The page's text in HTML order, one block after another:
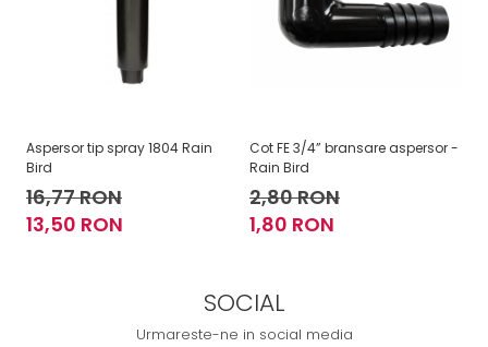
Aspersor tip spray 1804 Rain
Bird
16,77 RON
13,50 RON
Cot FE 3/4” bransare aspersor -
Rain Bird
2,80 RON
1,80 RON
SOCIAL
Urmareste-ne in social media